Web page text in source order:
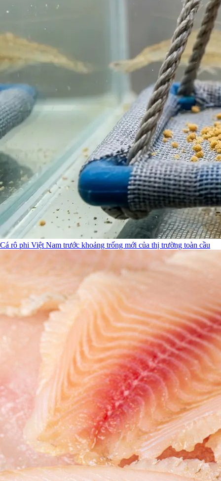
Cá rô phi Việt Nam trước khoảng trống mới của thị trường toàn cầu